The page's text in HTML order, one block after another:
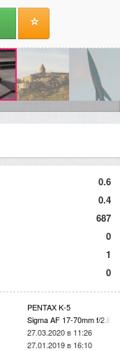
0.6
0.4
687
0
1
0
PENTAX K-5
Sigma AF 17-70mm f/2.8-
27.03.2020 в 11:26
27.01.2019 в 16:10